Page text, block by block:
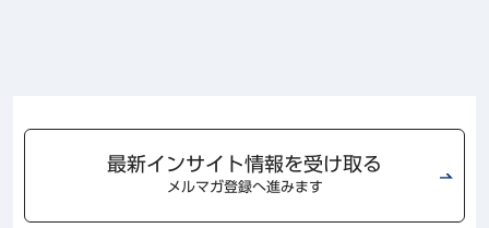
最新インサイト情報を受け取る
メルマガ登録へ進みます